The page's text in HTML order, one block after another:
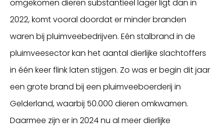
omgekomen dieren substantieel lager ligt dan in
2022, komt vooral doordat er minder branden
waren bij pluimveebedrijven. Eén stalbrand in de
pluimveesector kan het aantal dierlijke slachtoffers
in één keer flink laten stijgen. Zo was er begin dit jaar
een grote brand bij een pluimveeboerderij in
Gelderland, waarbij 50.000 dieren omkwamen.
Daarmee zijn er in 2024 nu al meer dierlijke